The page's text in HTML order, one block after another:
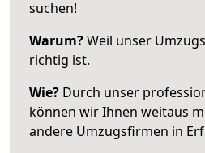
suchen!
Warum?Weil unser
richtig ist.
Wie? Durch unser
können wir Ihnen weitaus
andere Umzugsfirmen in